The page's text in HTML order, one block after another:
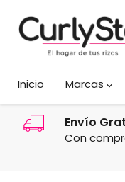
Inicio
Marcas
Envío
Con